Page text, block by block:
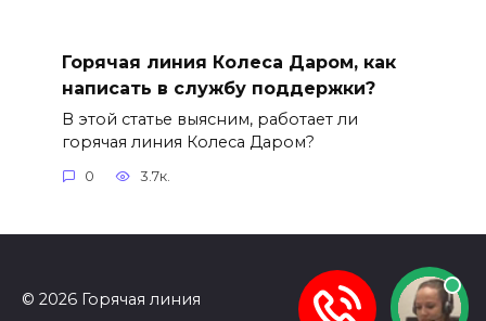
Горячая линия Колеса Даром, как
написать в службу поддержки?
В этой статье выясним, работает ли
горячая линия Колеса Даром?
0 3.7к.
© 2026 Горячая линия